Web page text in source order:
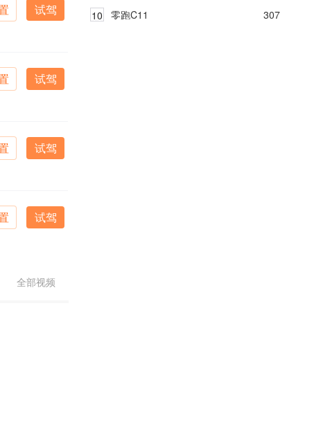
试驾
试驾
试驾
试驾
全部视频
零跑C11 307